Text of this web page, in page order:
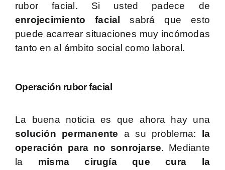
rubor facial. Si usted padece de
enrojecimiento facial
sabrá que esto
puede acarrear situaciones muy incómodas
tanto en al ámbito social como laboral.
Operación rubor facial
La buena noticia es que ahora hay una
solución permanente a su problema:
la
operación para no sonrojarse. Mediante
la misma cirugía que cura la